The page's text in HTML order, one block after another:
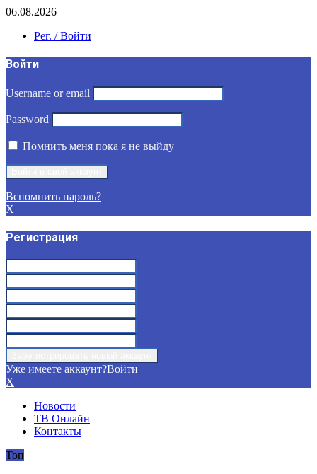
06.08.2026
Рег. / Войти
Войти
Username or email
Password
Помнить меня пока я не выйду
Вспомнить пароль?
X
Регистрация
Уже имеете аккаунт?Войти
X
Новости
ТВ Онлайн
Контакты
Топ